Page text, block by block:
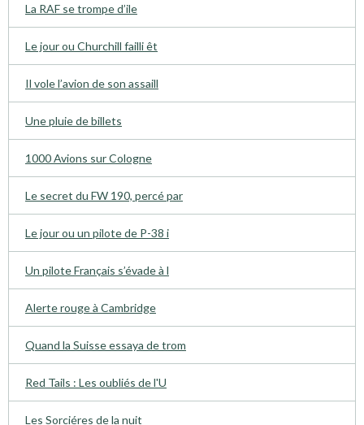
La RAF se trompe d’ile
Le jour ou Churchill failli êt
Il vole l’avion de son assaill
Une pluie de billets
1000 Avions sur Cologne
Le secret du FW 190, percé par
Le jour ou un pilote de P-38 i
Un pilote Français s’évade à l
Alerte rouge à Cambridge
Quand la Suisse essaya de trom
Red Tails : Les oubliés de l'U
Les Sorciéres de la nuit